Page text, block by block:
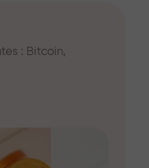
: Bitcoin,